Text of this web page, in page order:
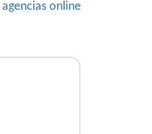
agencias online